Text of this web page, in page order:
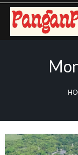
Skip
content